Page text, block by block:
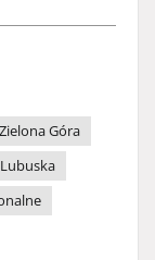
Zielona Góra